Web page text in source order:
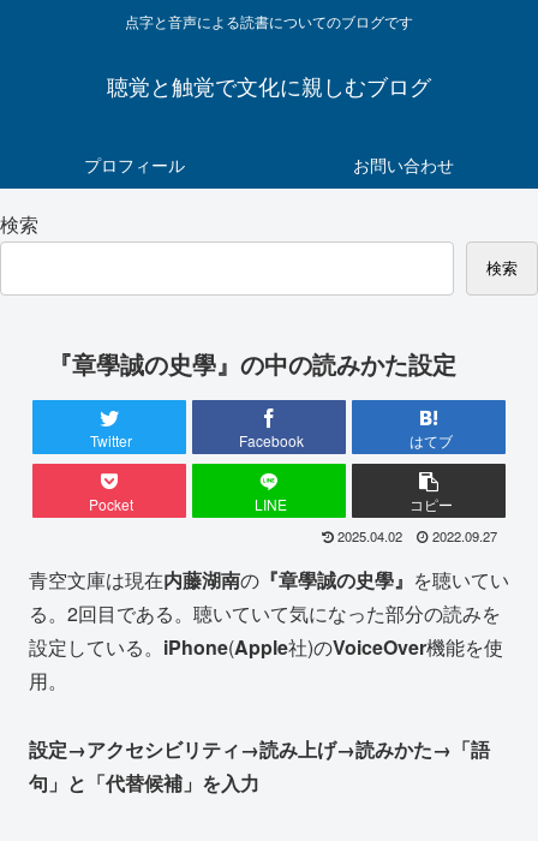
点字と音声による読書についてのブログです
聴覚と触覚で文化に親しむブログ
プロフィール お問い合わせ
検索
検索
『章學誠の史學』の中の読みかた設定
Twitter Facebook はてブ
Pocket LINE コピー
2025.04.02 2022.09.27
青空文庫は現在内藤湖南の 『章學誠の史學』 を聴いてい
る。2回目である。聴いていて気になった部分の読みを
設定している。 iPhone(Apple社)のVoiceOver機能を使
用。
設定→アクセシビリティ→読み上げ→読みかた→「語
句」と「代替候補」を入力